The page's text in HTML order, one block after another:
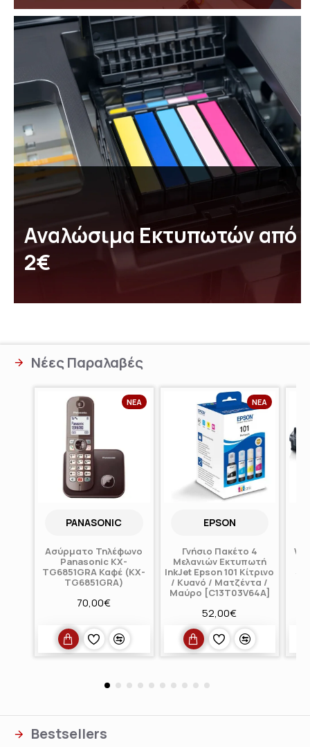
Αναλώσιμα Εκτυπωτών από
2€
Νέες Παραλαβές
ΝΈΑ
PANASONIC
Ασύρματο Τηλέφωνο
Panasonic KX-
TG6851GRA Καφέ (KX-
TG6851GRA)
70,00€
ΝΈΑ
EPSON
Γνήσιο Πακέτο 4
Μελανιών Εκτυπωτή
InkJet Epson 101 Κίτρινο
/ Κυανό / Ματζέντα /
Μαύρο [C13T03V64A]
52,00€
Bestsellers